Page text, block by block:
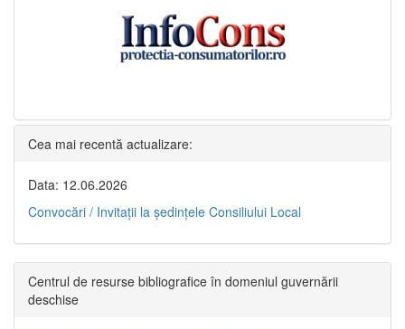
Cea mai recentă actualizare:
Data: 12.06.2026
Convocări / Invitaţii la şedinţele Consiliului Local
Centrul de resurse bibliografice în domeniul guvernării
deschise